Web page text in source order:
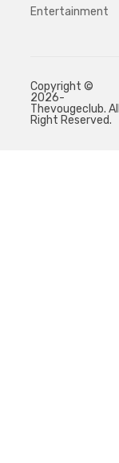
Entertainment
Copyright ©
2026-
Thevougeclub. All
Right Reserved.